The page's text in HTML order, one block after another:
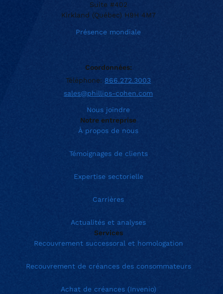
Suite #402
Kirkland (Québec) H9H 4M7
Présence mondiale
Coordonnées:
Téléphone: 866.272.3003
sales@phillips-cohen.com
Nous joindre
Notre entreprise
À propos de nous
Témoignages de clients
Expertise sectorielle
Carrières
Actualités et analyses
Services
Recouvrement successoral et homologation
Recouvrement de créances des consommateurs
Achat de créances (Invenio)